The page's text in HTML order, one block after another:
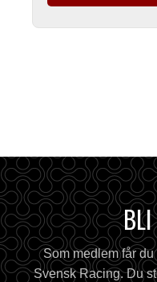
Som medlem får
Svensk Racing. Du